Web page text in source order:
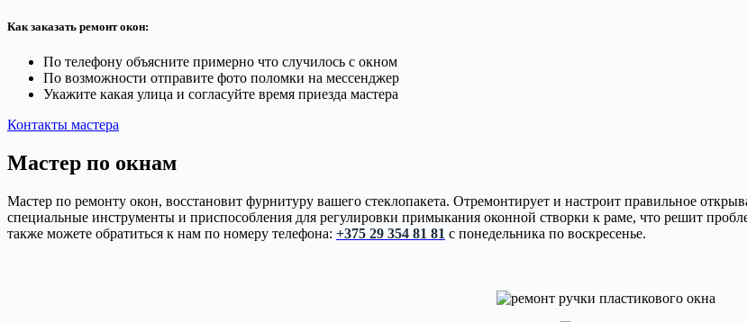
Как заказать ремонт окон:
По телефону объясните примерно что случилось с окном
По возможности отправите фото поломки на мессенджер
Укажите какая улица и согласуйте время приезда мастера
Контакты мастера
Мастер по окнам
Мастер по ремонту окон, восстановит фурнитуру вашего стеклопакета. Отремонтирует и настроит правильное
специальные инструменты и приспособления для регулировки примыкания оконной створки к раме, что решит
также можете обратиться к нам по номеру телефона: +375 29 354 81 81 с понедельника по воскресенье.